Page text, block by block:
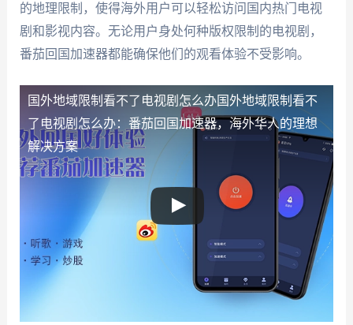
的地理限制，使得海外用户可以轻松访问国内热门电视
剧和影视内容。无论用户身处何种版权限制的电视剧，
番茄回国加速器都能确保他们的观看体验不受影响。
国外地域限制看不了电视剧怎么办国外地域限制看不
了电视剧怎么办：番茄回国加速器，海外华人的理想
解决方案
国外地域限制看不了电视剧怎么办：番茄回国加速器，
海外华人的理想解决方案"/>